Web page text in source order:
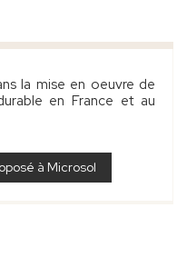
la mise en oeuvre de
en France et au
à Microsol